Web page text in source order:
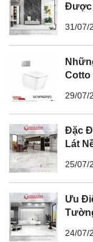
Được
31/07/
Cotto
29/07/
Đặc
Lát
25/07/
Ưu
24/07/